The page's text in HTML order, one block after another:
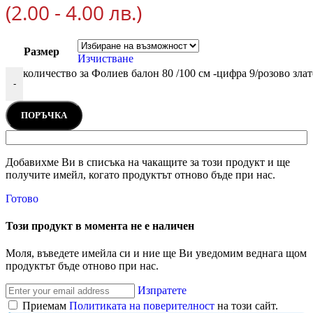
(2.00 - 4.00 лв.)
Размер
Изчистване
-
количество за Фолиев балон 80 /100 см -цифра 9/розово
ПОРЪЧКА
Добавихме Ви в списъка на чакащите за този продукт и ще
получите имейл, когато продуктът отново бъде при нас.
Готово
Този продукт в момента не е наличен
Моля, въведете имейла си и ние ще Ви уведомим веднага щом
продуктът бъде отново при нас.
Изпратете
Приемам Политиката на поверителност на този сайт.